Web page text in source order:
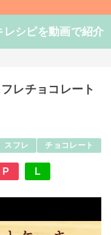
シピを動画で紹介
レチョコレート
スフレ チョコレート
P L